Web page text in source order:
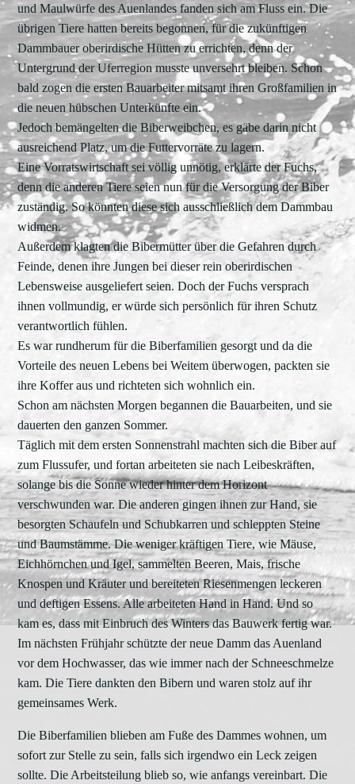
und Maulwürfe des Auenlandes fanden sich am Fluss ein. Die
übrigen Tiere hatten bereits begonnen, für die zukünftigen
Dammbauer oberirdische Hütten zu errichten, denn der
Untergrund der Uferregion musste unversehrt bleiben. Schon
bald zogen die ersten Bauarbeiter mitsamt ihren Großfamilien in
die neuen hübschen Unterkünfte ein.
Jedoch bemängelten die Biberweibchen, es gäbe darin nicht
ausreichend Platz, um die Futtervorräte zu lagern.
Eine Vorratswirtschaft sei völlig unnötig, erklärte der Fuchs,
denn die anderen Tiere seien nun für die Versorgung der Biber
zuständig. So könnten diese sich ausschließlich dem Dammbau
widmen.
Außerdem klagten die Bibermütter über die Gefahren durch
Feinde, denen ihre Jungen bei dieser rein oberirdischen
Lebensweise ausgeliefert seien. Doch der Fuchs versprach
ihnen vollmundig, er würde sich persönlich für ihren Schutz
verantwortlich fühlen.
Es war rundherum für die Biberfamilien gesorgt und da die
Vorteile des neuen Lebens bei Weitem überwogen, packten sie
ihre Koffer aus und richteten sich wohnlich ein.
Schon am nächsten Morgen begannen die Bauarbeiten, und sie
dauerten den ganzen Sommer.
Täglich mit dem ersten Sonnenstrahl machten sich die Biber auf
zum Flussufer, und fortan arbeiteten sie nach Leibeskräften,
solange bis die Sonne wieder hinter dem Horizont
verschwunden war. Die anderen gingen ihnen zur Hand, sie
besorgten Schaufeln und Schubkarren und schleppten Steine
und Baumstämme. Die weniger kräftigen Tiere, wie Mäuse,
Eichhörnchen und Igel, sammelten Beeren, Mais, frische
Knospen und Kräuter und bereiteten Riesenmengen leckeren
und deftigen Essens. Alle arbeiteten Hand in Hand. Und so
kam es, dass mit Einbruch des Winters das Bauwerk fertig war.
Im nächsten Frühjahr schützte der neue Damm das Auenland
vor dem Hochwasser, das wie immer nach der Schneeschmelze
kam. Die Tiere dankten den Bibern und waren stolz auf ihr
gemeinsames Werk.
Die Biberfamilien blieben am Fuße des Dammes wohnen, um
sofort zur Stelle zu sein, falls sich irgendwo ein Leck zeigen
sollte. Die Arbeitsteilung blieb so, wie anfangs vereinbart. Die